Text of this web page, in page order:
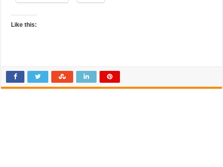
Like this: